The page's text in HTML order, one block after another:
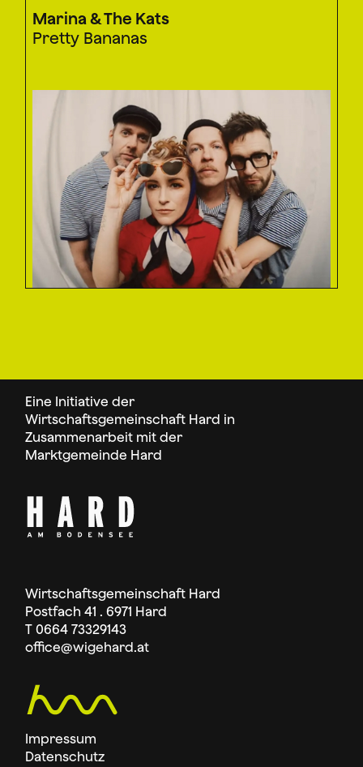
Marina & The Kats
Pretty Bananas
Eine Initiative der
Wirtschaftsgemeinschaft Hard in
Zusammenarbeit mit der
Marktgemeinde Hard
Wirtschaftsgemeinschaft Hard
Postfach 41 . 6971 Hard
T 0664 73329143
office@wigehard.at
Impressum
Datenschutz